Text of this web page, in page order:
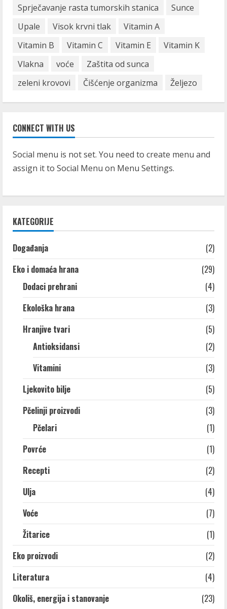
Sprječavanje rasta tumorskih stanica
Sunce
Upale
Visok krvni tlak
Vitamin A
Vitamin B
Vitamin C Vitamin E
Vitamin K
Vlakna
voće
Zaštita od sunca
zeleni krovovi
Čišćenje organizma Željezo
CONNECT WITH US
Social menu is not set. You need to create menu and
assign it to Social Menu on Menu Settings.
KATEGORIJE
Događanja
(2)
Eko i domaća hrana
(29)
Dodaci prehrani
(4)
Ekološka hrana
(3)
Hranjive tvari
(5)
Antioksidansi
(2)
Vitamini
(3)
Ljekovito bilje
(5)
Pčelinji proizvodi
(3)
Pčelari
(1)
Povrće
(1)
Recepti
(2)
Ulja
(4)
Voće
(7)
Žitarice
(1)
Eko proizvodi
(2)
Literatura
(4)
Okoliš, energija i stanovanje
(23)